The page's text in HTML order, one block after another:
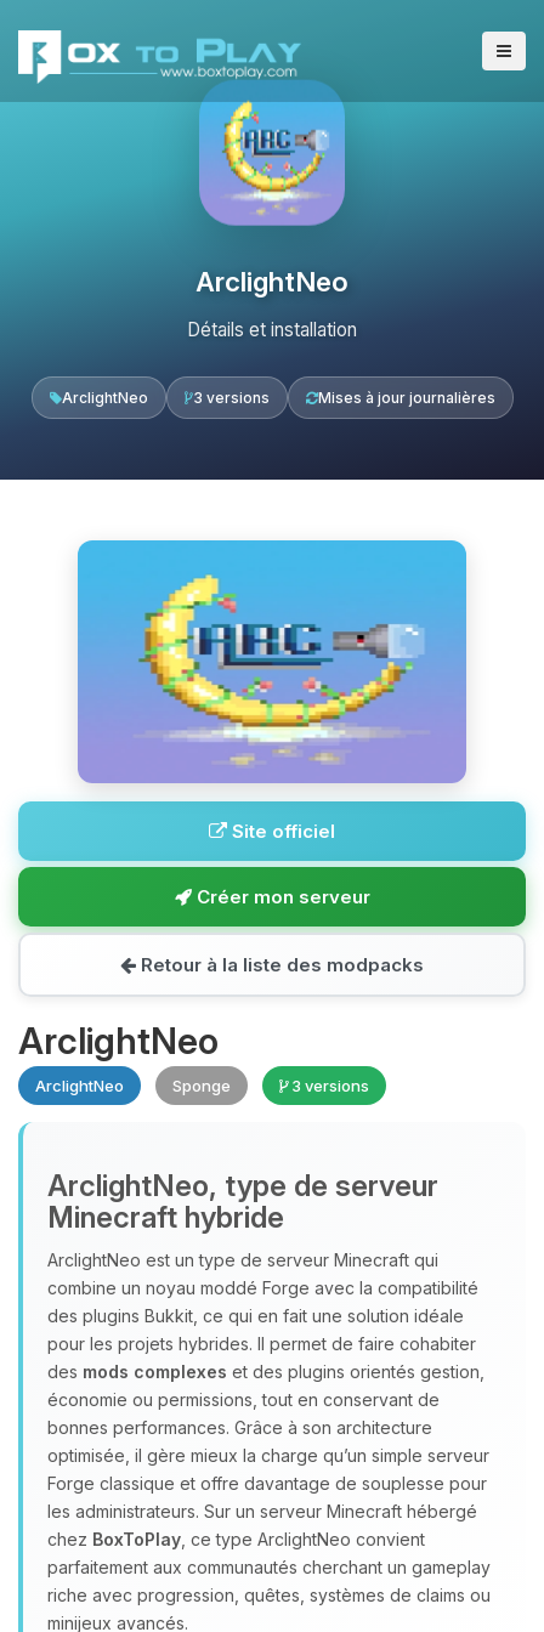
ArclightNeo
Détails et installation
ArclightNeo 3 versions Mises à jour journalières
Site officiel
Créer mon serveur
Retour à la liste des modpacks
ArclightNeo
ArclightNeo Sponge 3 versions
ArclightNeo, type de serveur
Minecraft hybride
ArclightNeo est un type de serveur Minecraft qui
combine un noyau moddé Forge avec la compatibilité
des plugins Bukkit, ce qui en fait une solution idéale
pour les projets hybrides. Il permet de faire cohabiter
des mods complexes et des plugins orientés gestion,
économie ou permissions, tout en conservant de
bonnes performances. Grâce à son architecture
optimisée, il gère mieux la charge qu’un simple serveur
Forge classique et offre davantage de souplesse pour
les administrateurs. Sur un serveur Minecraft hébergé
chez BoxToPlay , ce type ArclightNeo convient
parfaitement aux communautés cherchant un gameplay
riche avec progression, quêtes, systèmes de claims ou
minijeux avancés.
Youpi, enfin quelqu’un pour me
parler ! Moi c’est Choupy, ton petit
assistant BoxToPlay. Dis-moi ce dont
tu as besoin et je vais remuer mes
petits circuits pour t’aider.
06/08/2026 à 15:56